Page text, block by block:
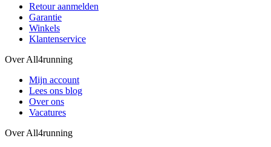
Retour aanmelden
Garantie
Winkels
Klantenservice
Over All4running
Mijn account
Lees ons blog
Over ons
Vacatures
Over All4running